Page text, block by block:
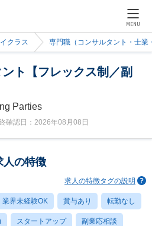
MENU
クラス 専門職（コンサルタント・士業
ト【フレックス制／副
Parties
確認日：2026年08月08日
人の特徴
求人の特徴タグの説明
業界未経験OK 賞与あり 転勤なし
スタートアップ 副業応相談